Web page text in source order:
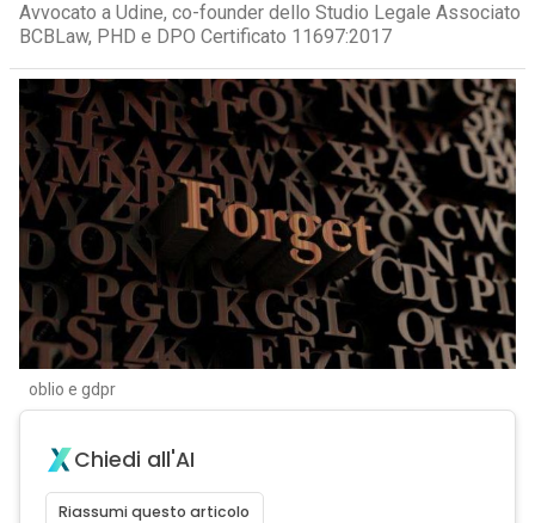
Avvocato a Udine, co-founder dello Studio Legale Associato
BCBLaw, PHD e DPO Certificato 11697:2017
oblio e gdpr
Chiedi all'AI
Riassumi questo articolo